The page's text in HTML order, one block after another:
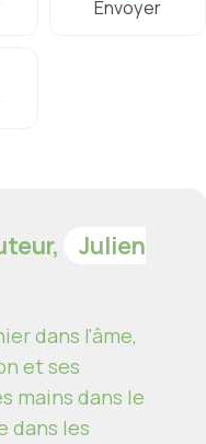
Envoyer
Julien
dans l'âme,
et ses
mains dans le
dans les